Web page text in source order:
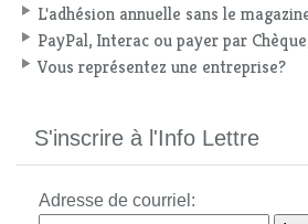
L'adhésion annuelle sans le
PayPal, Interac ou payer par
Vous représentez une entreprise?
S'inscrire à l'Info Lettre
Adresse de courriel: